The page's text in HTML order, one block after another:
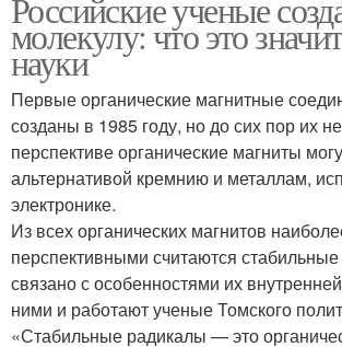
молекулу: что это
науки
Первые органические магнитные
созданы в 1985 году, но до сих пор их
перспективе органические магниты
альтернативой кремнию и металлам,
электронике.
Из всех органических магнитов
перспективными считаются
связано с особенностями их
ними и работают ученые Томского
«Стабильные радикалы — это